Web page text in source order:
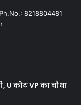
8218804481
U कोट VP का चौथा